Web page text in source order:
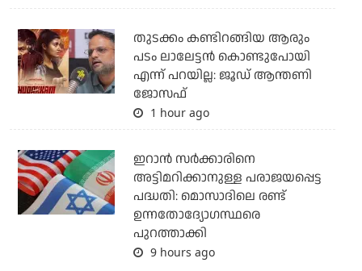
തുടക്കം കണ്ടിറങ്ങിയ ആരും
പടം ലാലേട്ടൻ കൊണ്ടുപോയി
എന്ന് പറയില്ല: ജൂഡ് ആന്തണി
ജോസഫ്
1 hour ago
ഇറാന്‍ സര്‍ക്കാരിനെ
അട്ടിമറിക്കാനുള്ള പരാജയപ്പെട്ട
പദ്ധതി: മൊസാദിലെ രണ്ട്
ഉന്നതോദ്യോഗസ്ഥരെ
പുറത്താക്കി
9 hours ago